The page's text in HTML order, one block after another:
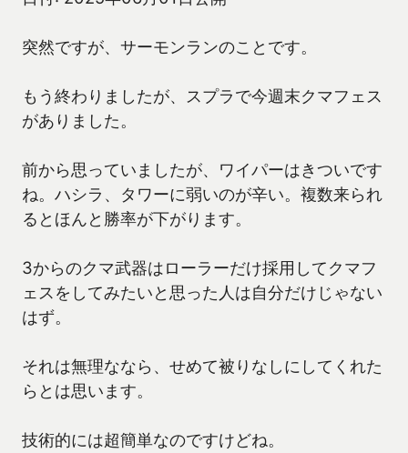
突然ですが、サーモンランのことです。
もう終わりましたが、スプラで今週末クマフェス
がありました。
前から思っていましたが、ワイパーはきついです
ね。ハシラ、タワーに弱いのが辛い。複数来られ
るとほんと勝率が下がります。
3からのクマ武器はローラーだけ採用してクマフ
ェスをしてみたいと思った人は自分だけじゃない
はず。
それは無理ななら、せめて被りなしにしてくれた
らとは思います。
技術的には超簡単なのですけどね。